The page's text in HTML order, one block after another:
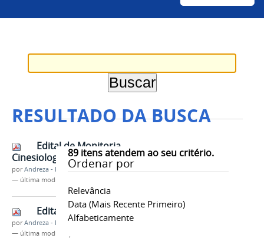
RESULTADO DA BUSCA
89itens atendem ao seu critério.
Ordenar por
Relevância
Data (mais Recente Primeiro)
Alfabeticamente
Edital de Monitoria
Cinesiologia 2021.2
porAndreza - DEPTO
— última modificação
Edital de Monitoria de DHO II
porAndreza - DEPTO
— última modificação